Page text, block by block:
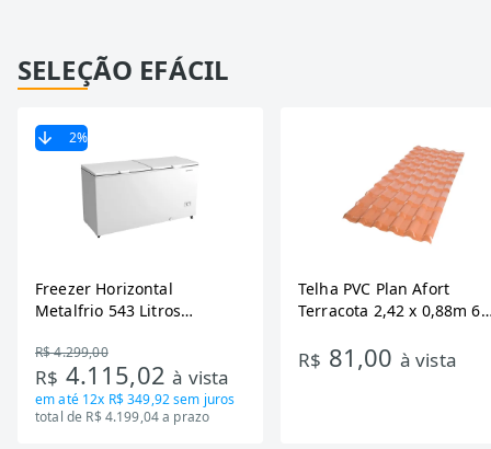
SELEÇÃO EFÁCIL
2%
Freezer Horizontal
Metalfrio 543 Litros
Tecnologia Inverter, Branco,
Bivolt
R$ 4.299,00
R$ 4.115,02à vista
em até 12x R$ 349,92sem juros
total de R$ 4.199,04 a prazo
Telha PVC Plan Afort
Terracota 2,42 x 0,88m 6
R$ 81,00 à vista